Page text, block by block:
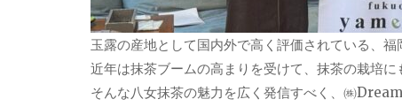
玉露の産地として国内外で高く評価されている、福
近年は抹茶ブームの高まりを受けて、抹茶の栽培に
そんな八女抹茶の魅力を広く発信すべく、㈱